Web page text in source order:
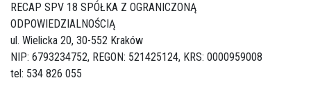
RECAP SPV 18 SPÓŁKA Z OGRANICZONĄ
ODPOWIEDZIALNOŚCIĄ
ul. Wielicka 20, 30-552 Kraków
NIP: 6793234752, REGON: 521425124, KRS: 0000959008
tel: 534 826 055